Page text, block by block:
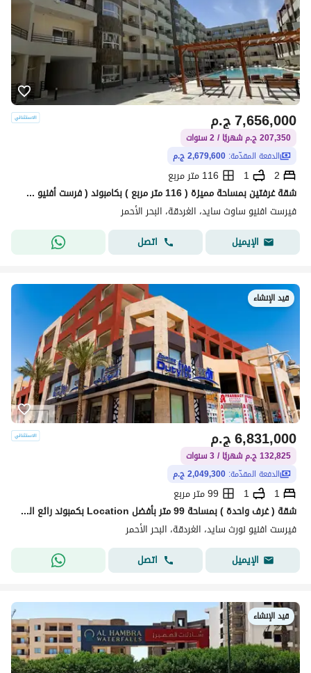
ج.م7,656,000
207,350 ج.م شهريًا / 2 سنوات
الدفعة المقدّمة: 2,679,600 ج.م
2
1
116 متر مربع
شقة غرفتين بمساحة مميزة ( 116 متر مربع ) بكامبوند ( فرست أفنيو ساوث سايد ) من أكـ جروب للتنمية العقارية ـا - البحر الأحمر - الغردقة ( Hurghada )
فيرست افنيو ساوث سايد، الغردقة، البحر الأحمر
الإيميل
اتصل
قيد الإنشاء
ج.م6,831,000
132,825 ج.م شهريًا / 3 سنوات
الدفعة المقدّمة: 2,049,300 ج.م
1
1
99 متر مربع
شقة ( غرف واحدة ) بمساحة 99 متر بأفضل Location بكمبوند رائع الخدمات على الممشى السياحى مباشرة ( Hurghada - البحر الأحمر ) من أكا للتنمية العقارية .
فيرست افنيو نورث سايد، الغردقة، البحر الأحمر
الإيميل
اتصل
قيد الإنشاء